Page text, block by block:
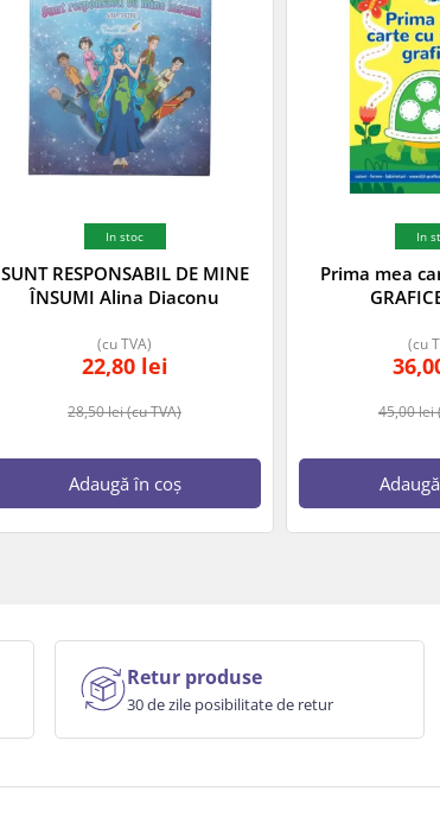
In stoc
SUNT RESPONSABIL DE MINE
ÎNSUMI Alina Diaconu
28,50lei(cu TVA)
22,80 lei
(cu TVA)
Adaugă în coș
In
Prima mea
45,00lei
(cu
Retur produse
30 de zile posibilitate de retur